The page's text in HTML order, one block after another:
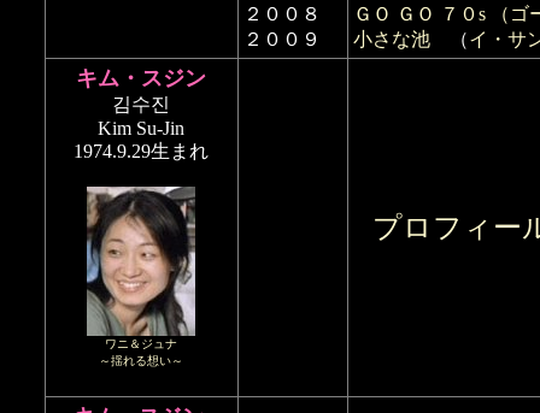
２００８
２００９
ＧＯ ＧＯ ７０s （
小さな池 （イ・サ
キム・スジン
김수진
Kim Su-Jin
1974.9.29生まれ
ワニ＆ジュナ
～揺れる想い～
プロフィー